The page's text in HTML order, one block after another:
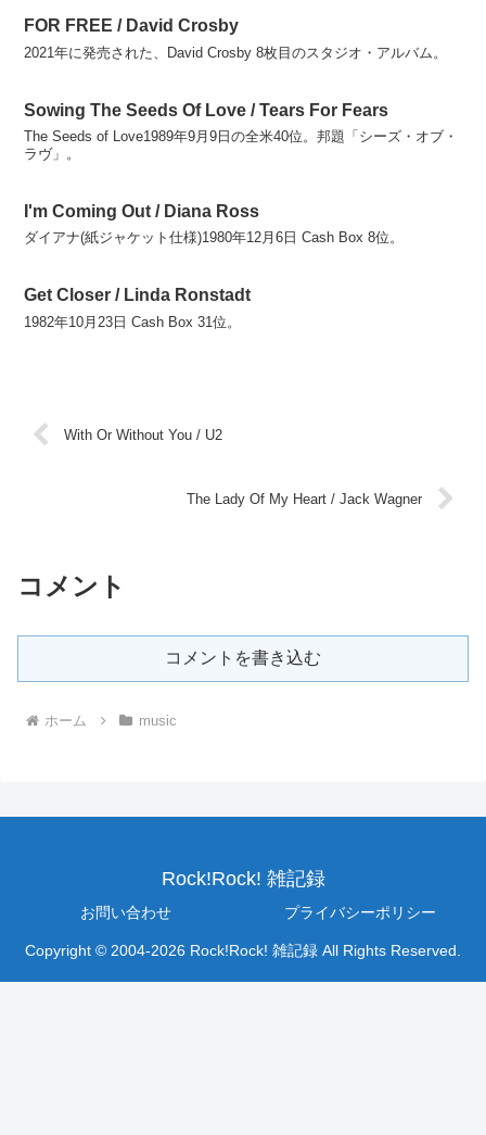
FOR FREE / David Crosby
2021年に発売された、David Crosby 8枚目のスタジオ・アルバム。
Sowing The Seeds Of Love / Tears For Fears
The Seeds of Love1989年9月9日の全米40位。邦題「シーズ・オブ・
ラヴ」。
I'm Coming Out / Diana Ross
ダイアナ(紙ジャケット仕様)1980年12月6日 Cash Box 8位。
Get Closer / Linda Ronstadt
1982年10月23日 Cash Box 31位。
With Or Without You / U2
The Lady Of My Heart / Jack Wagner
コメント
コメントを書き込む
ホーム music
Rock!Rock! 雑記録
お問い合わせ プライバシーポリシー
Copyright © 2004-2026 Rock!Rock! 雑記録 All Rights Reserved.